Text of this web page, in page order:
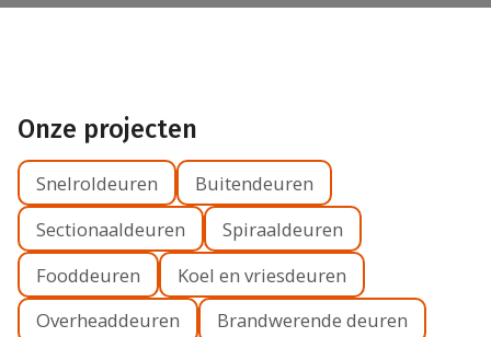
Dealerlogin
Contact
Onze projecten
Snelroldeuren
Buitendeuren
Sectionaaldeuren
Spiraaldeuren
Fooddeuren
Koel en vriesdeuren
Overheaddeuren
Brandwerende deuren